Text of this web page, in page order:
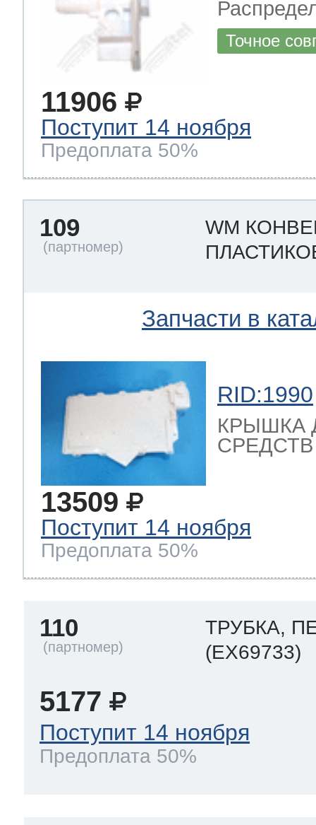
Точное
11906
Поступит 14 ноября
Предоплата 50%
109
WM
Запчасти в
RID:1990
КРЫШКА
СРЕДСТВ
13509
Поступит 14 ноября
Предоплата 50%
110
ТРУБКА,
(EX69733)
5177
Поступит 14 ноября
Предоплата 50%